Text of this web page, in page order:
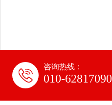
咨询热线：
010-62817090